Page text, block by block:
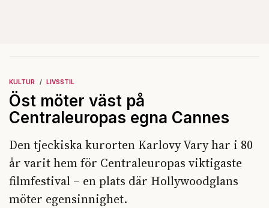
KULTUR LIVSSTIL
Öst möter väst på
Centraleuropas egna Cannes
Den tjeckiska kurorten Karlovy Vary har i 80
år varit hem för Centraleuropas viktigaste
filmfestival – en plats där Hollywoodglans
möter egensinnighet.